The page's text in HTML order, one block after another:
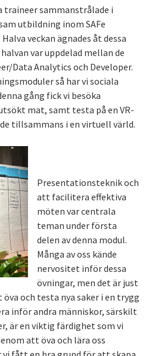
traineer sammanstrålade i
utbildning inom SAFe
Halva veckan ägnades åt dessa
var uppdelad mellan de
Data Analytics och Developer.
så har vi sociala
gång fick vi besöka
mat, samt testa på en VR-
tillsammans i en virtuell värld.
Presentationsteknik och
att facilitera effektiva
möten var centrala
teman under första
delen av denna modul.
Många av oss kände
nervositet inför dessa
övningar, men det är just
och testa nya saker i en trygg
inför andra människor, särskilt
är en viktig färdighet som vi
att öva och lära oss